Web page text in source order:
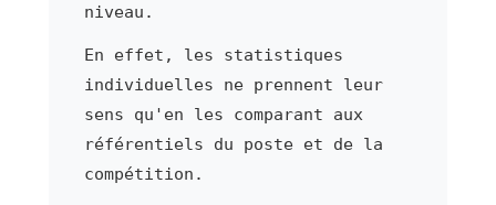
niveau.
En effet, les statistiques
individuelles ne prennent leur
sens qu'en les comparant aux
référentiels du poste et de la
compétition.